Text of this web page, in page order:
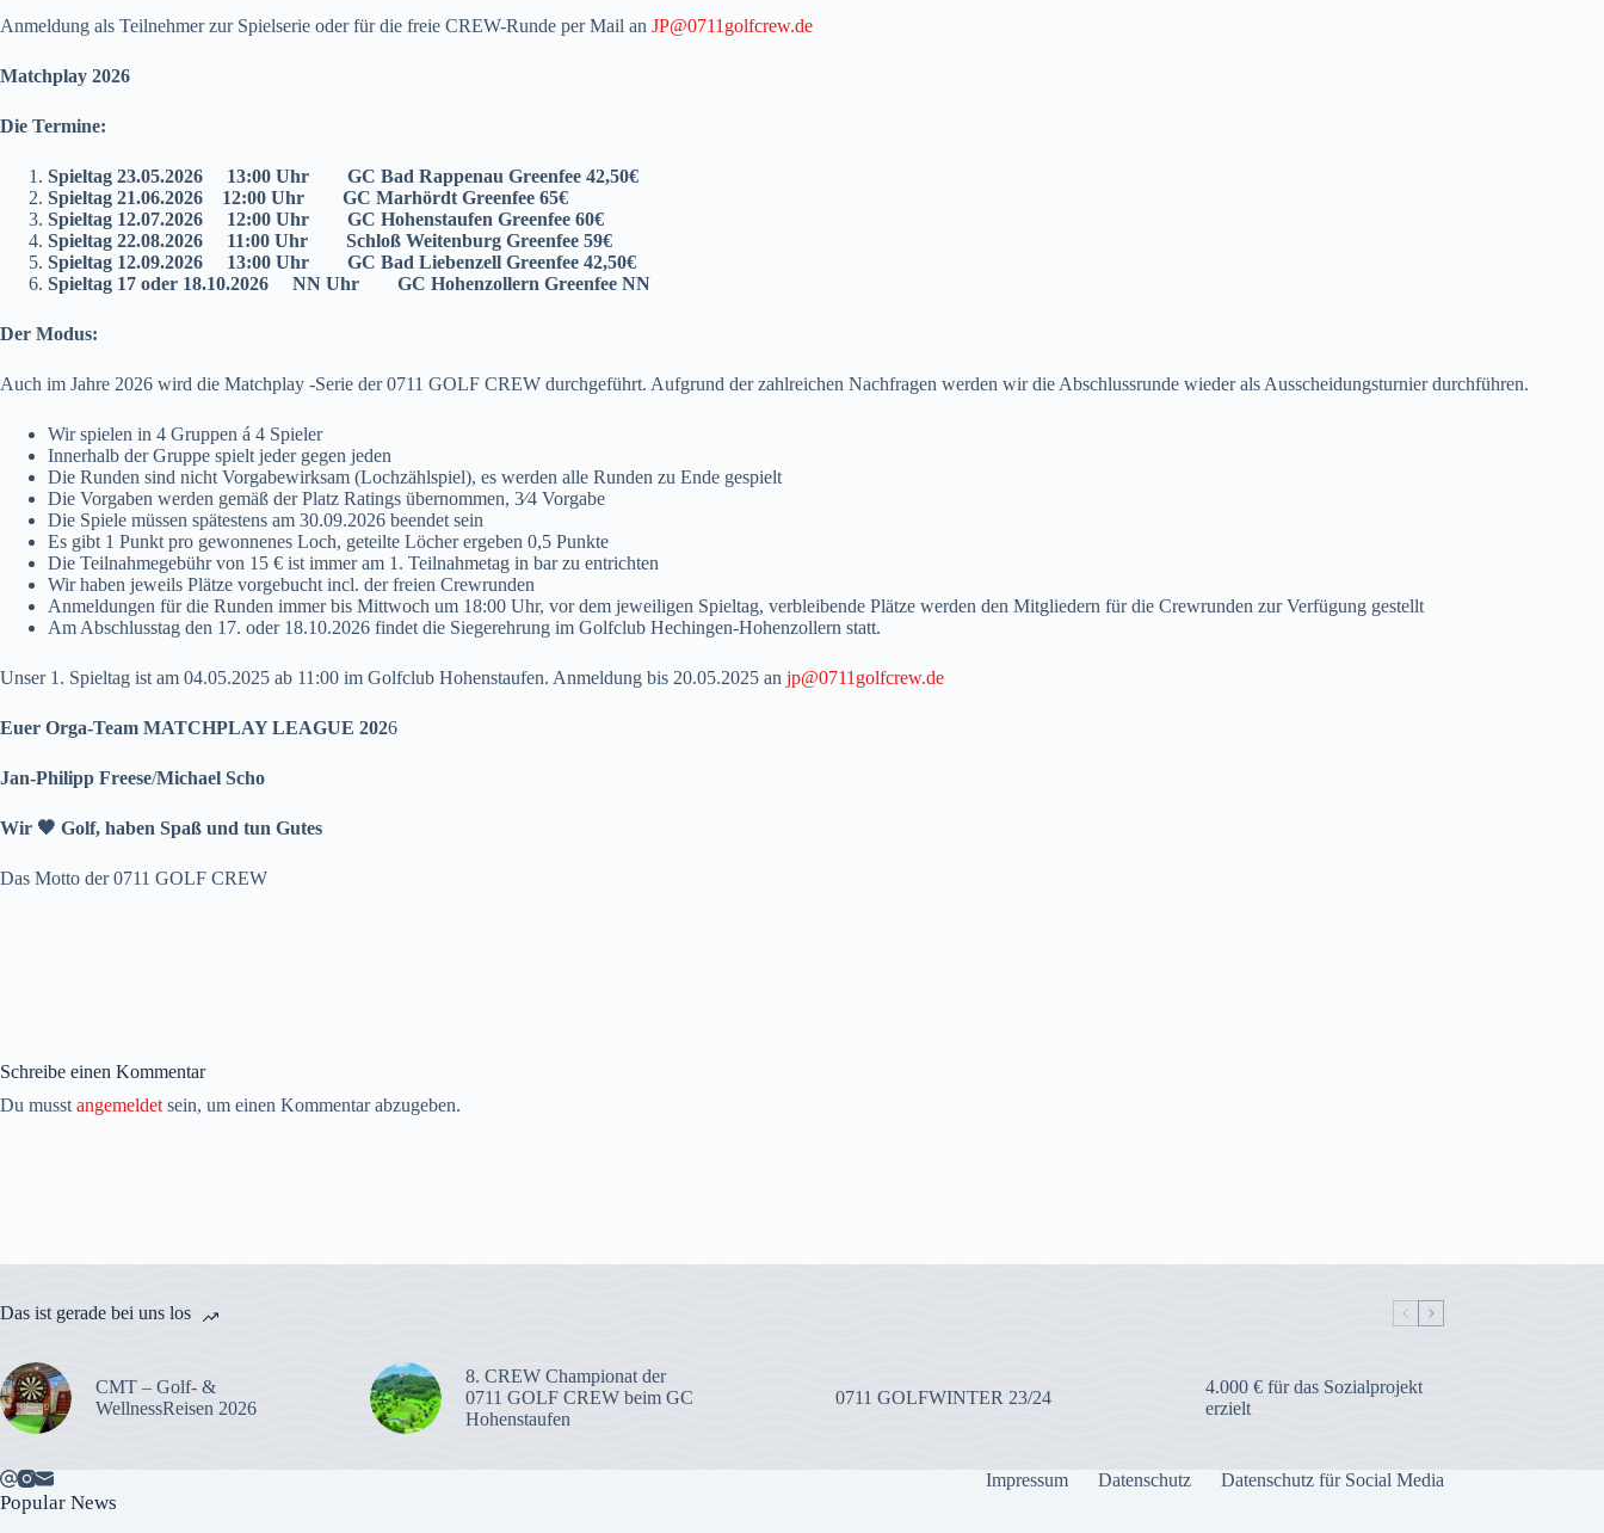
Anmeldung als Teilnehmer zur Spielserie oder für die freie CREW-Runde per Mail an JP@0711golfcrew.de
Matchplay 2026
Die Termine:
Spieltag 23.05.2026 13:00 Uhr GC Bad Rappenau Greenfee 42,50€
Spieltag 21.06.2026 12:00 Uhr GC Marhördt Greenfee 65€
Spieltag 12.07.2026 12:00 Uhr GC Hohenstaufen Greenfee 60€
Spieltag 22.08.2026 11:00 Uhr Schloß Weitenburg Greenfee 59€
Spieltag 12.09.2026 13:00 Uhr GC Bad Liebenzell Greenfee 42,50€
Spieltag 17 oder 18.10.2026 NN Uhr GC Hohenzollern Greenfee NN
Der Modus:
Auch im Jahre 2026 wird die Matchplay -Serie der 0711 GOLF CREW durchgeführt. Aufgrund der zahlreichen Nachfragen werden wir die Abschlussrunde wieder als Ausscheidungsturnier durchführen.
Wir spielen in 4 Gruppen á 4 Spieler
Innerhalb der Gruppe spielt jeder gegen jeden
Die Runden sind nicht Vorgabewirksam (Lochzählspiel), es werden alle Runden zu Ende gespielt
Die Vorgaben werden gemäß der Platz Ratings übernommen, 3⁄4 Vorgabe
Die Spiele müssen spätestens am 30.09.2026 beendet sein
Es gibt 1 Punkt pro gewonnenes Loch, geteilte Löcher ergeben 0,5 Punkte
Die Teilnahmegebühr von 15 € ist immer am 1. Teilnahmetag in bar zu entrichten
Wir haben jeweils Plätze vorgebucht incl. der freien Crewrunden
Anmeldungen für die Runden immer bis Mittwoch um 18:00 Uhr, vor dem jeweiligen Spieltag, verbleibende Plätze werden den Mitgliedern für die Crewrunden zur Verfügung gestellt
Am Abschlusstag den 17. oder 18.10.2026 findet die Siegerehrung im Golfclub Hechingen-Hohenzollern statt.
Unser 1. Spieltag ist am 04.05.2025 ab 11:00 im Golfclub Hohenstaufen. Anmeldung bis 20.05.2025 an jp@0711golfcrew.de
Euer Orga-Team MATCHPLAY LEAGUE 2026
Jan-Philipp Freese/Michael Scho
Wir 🖤 Golf, haben Spaß und tun Gutes
Das Motto der 0711 GOLF CREW
Schreibe einen Kommentar
Du musst angemeldet sein, um einen Kommentar abzugeben.
Das ist gerade bei uns los
CMT – Golf- &
WellnessReisen 2026
8. CREW Championat der
0711 GOLF CREW beim GC
Hohenstaufen
0711 GOLFWINTER 23/24
4.000 € für das Sozialprojekt
erzielt
Impressum Datenschutz Datenschutz für Social Media
Popular News